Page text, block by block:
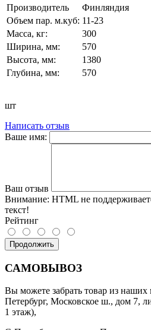
Производитель
Финляндия
Объем пар. м.куб: 11-23
Масса, кг:
300
Ширина, мм:
570
Высота, мм:
1380
Глубина, мм:
570
шт
Написать отзыв
Ваше имя:
Ваш отзыв
Внимание: HTML не
текст!
Рейтинг
Продолжить
САМОВЫВОЗ
Вы можете забрать товар из наших
Петербург, Московское ш., дом 7,
1 этаж),